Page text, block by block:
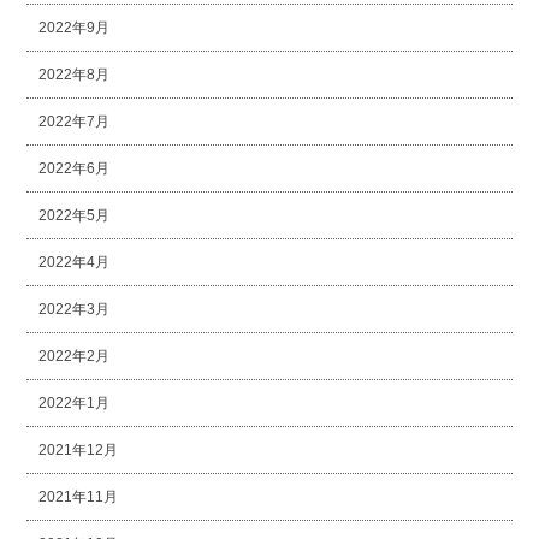
2022年9月
2022年8月
2022年7月
2022年6月
2022年5月
2022年4月
2022年3月
2022年2月
2022年1月
2021年12月
2021年11月